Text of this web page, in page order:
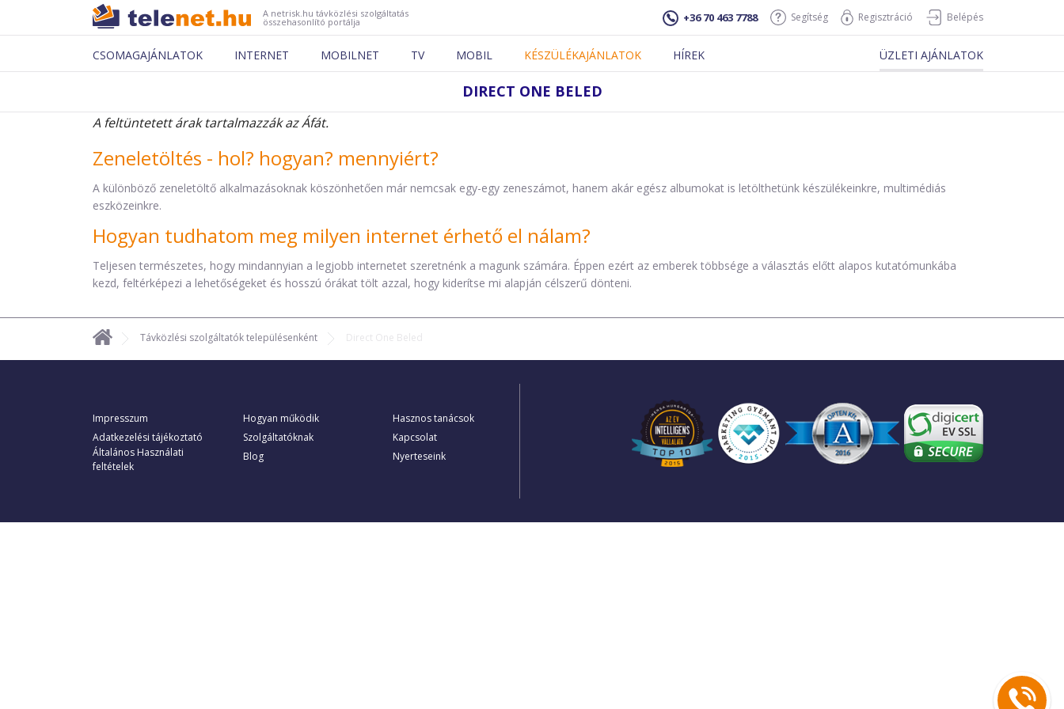
A netrisk.hu távközlési szolgáltatás
összehasonlító portálja +36 70 463 7788 Segítség Regisztráció Belépés
CSOMAGAJÁNLATOK INTERNET MOBILNET TV MOBIL KÉSZÜLÉKAJÁNLATOK HÍREK ÜZLETI AJÁNLATOK
DIRECT ONE BELED
A feltüntetett árak tartalmazzák az Áfát.
Zeneletöltés - hol? hogyan? mennyiért?
A különböző zeneletöltő alkalmazásoknak köszönhetően már nemcsak egy-egy zeneszámot, hanem akár egész albumokat is letölthetünk készülékeinkre, multimédiás
eszközeinkre.
Hogyan tudhatom meg milyen internet érhető el nálam?
Teljesen természetes, hogy mindannyian a legjobb internetet szeretnénk a magunk számára. Éppen ezért az emberek többsége a választás előtt alapos kutatómunkába
kezd, feltérképezi a lehetőségeket és hosszú órákat tölt azzal, hogy kiderítse mi alapján célszerű dönteni.
Távközlési szolgáltatók településenként Direct One Beled
Impresszum
Adatkezelési tájékoztató
Általános Használati
feltételek
Hogyan működik
Szolgáltatóknak
Blog
Hasznos tanácsok
Kapcsolat
Nyerteseink